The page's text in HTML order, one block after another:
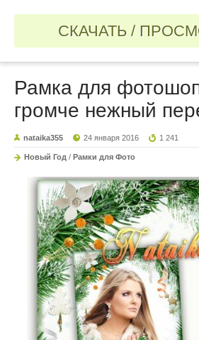
СКАЧАТЬ /
Рамка для
громче нежный
nataika355 24 января 2016 1 241
Новый Год / Рамки для Фото